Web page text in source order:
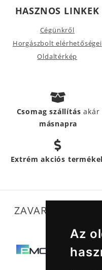
Az
HASZNOS LINKEK
Cégünkről
Horgászbolt elérhetőségei
Oldaltérkép
Csomag szállításakár
másnapra
Extrém akciós
ZAVARTALAN